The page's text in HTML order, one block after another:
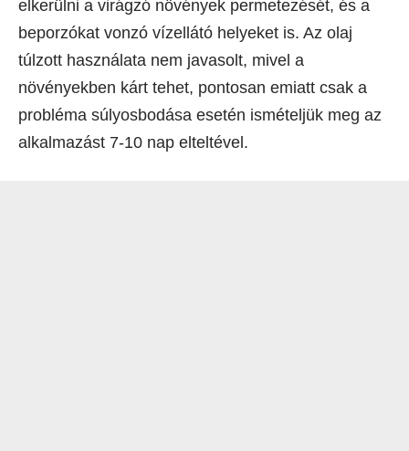
elkerülni a virágzó növények permetezését, és a
beporzókat vonzó vízellátó helyeket is. Az olaj
túlzott használata nem javasolt, mivel a
növényekben kárt tehet, pontosan emiatt csak a
probléma súlyosbodása esetén ismételjük meg az
alkalmazást 7-10 nap elteltével.